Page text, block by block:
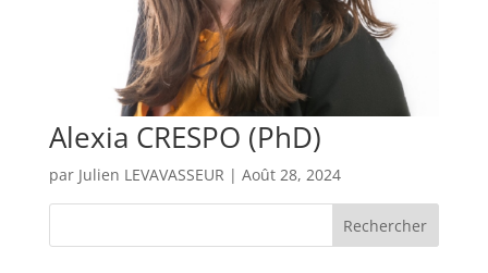
Alexia CRESPO (PhD)
par Julien LEVAVASSEUR | Août 28, 2024
Rechercher